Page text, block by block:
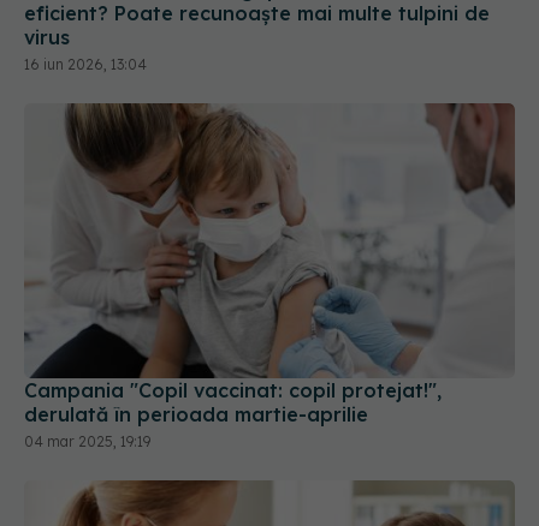
16 iun 2026, 13:04
Campania "Copil vaccinat: copil protejat!",
derulată în perioada martie-aprilie
04 mar 2025, 19:19